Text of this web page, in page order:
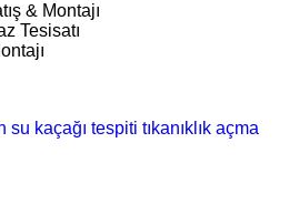
& Montajı
Tesisatı
su kaçağı tespiti tıkanıklık açma